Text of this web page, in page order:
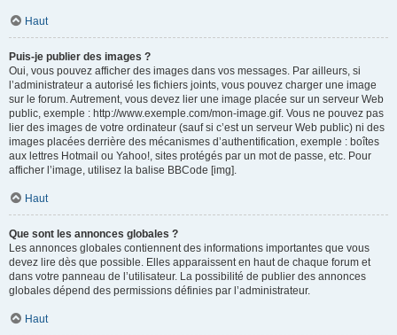
Haut
Puis-je publier des images ?
Oui, vous pouvez afficher des images dans vos messages. Par ailleurs, si
l’administrateur a autorisé les fichiers joints, vous pouvez charger une image
sur le forum. Autrement, vous devez lier une image placée sur un serveur Web
public, exemple : http://www.exemple.com/mon-image.gif. Vous ne pouvez pas
lier des images de votre ordinateur (sauf si c’est un serveur Web public) ni des
images placées derrière des mécanismes d’authentification, exemple : boîtes
aux lettres Hotmail ou Yahoo!, sites protégés par un mot de passe, etc. Pour
afficher l’image, utilisez la balise BBCode [img].
Haut
Que sont les annonces globales ?
Les annonces globales contiennent des informations importantes que vous
devez lire dès que possible. Elles apparaissent en haut de chaque forum et
dans votre panneau de l’utilisateur. La possibilité de publier des annonces
globales dépend des permissions définies par l’administrateur.
Haut